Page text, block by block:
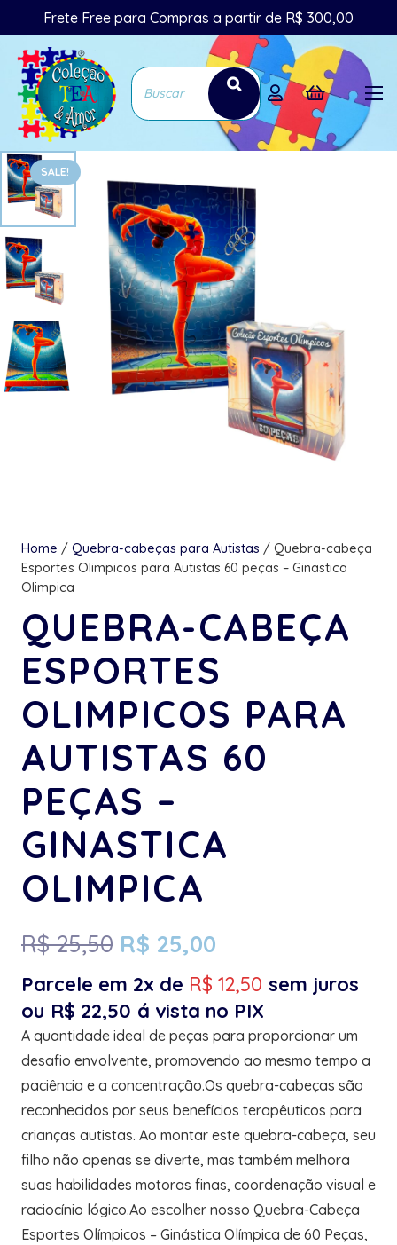
Frete Free para Compras a partir de R$ 300,00
SALE!
Home / Quebra-cabeças para Autistas / Quebra-cabeça
Esportes Olimpicos para Autistas 60 peças – Ginastica
Olimpica
QUEBRA-CABEÇA
ESPORTES
OLIMPICOS PARA
AUTISTAS 60
PEÇAS –
GINASTICA
OLIMPICA
R$25,50 R$ 25,00
Parcele em 2x de R$ 12,50 sem juros
ou R$ 22,50 á vista no PIX
A quantidade ideal de peças para proporcionar um
desafio envolvente, promovendo ao mesmo tempo a
paciência e a concentração.Os quebra-cabeças são
reconhecidos por seus benefícios terapêuticos para
crianças autistas. Ao montar este quebra-cabeça, seu
filho não apenas se diverte, mas também melhora
suas habilidades motoras finas, coordenação visual e
raciocínio lógico.Ao escolher nosso Quebra-Cabeça
Esportes Olímpicos – Ginástica Olímpica de 60 Peças,